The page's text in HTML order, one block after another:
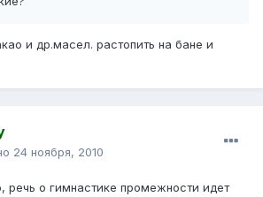
и др.масел. растопить на бане и
24 ноября, 2010
речь о гимнастике промежности идет